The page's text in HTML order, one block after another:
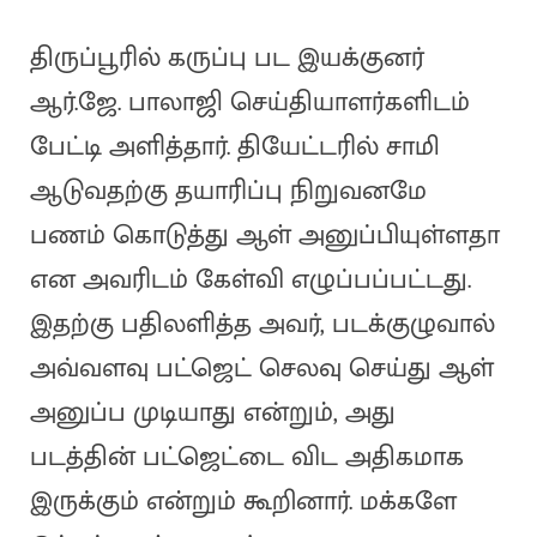
திருப்பூரில் கருப்பு பட இயக்குனர்
ஆர்.ஜே. பாலாஜி செய்தியாளர்களிடம்
பேட்டி அளித்தார். தியேட்டரில் சாமி
ஆடுவதற்கு தயாரிப்பு நிறுவனமே
பணம் கொடுத்து ஆள் அனுப்பியுள்ளதா
என அவரிடம் கேள்வி எழுப்பப்பட்டது.
இதற்கு பதிலளித்த அவர், படக்குழுவால்
அவ்வளவு பட்ஜெட் செலவு செய்து ஆள்
அனுப்ப முடியாது என்றும், அது
படத்தின் பட்ஜெட்டை விட அதிகமாக
இருக்கும் என்றும் கூறினார். மக்களே